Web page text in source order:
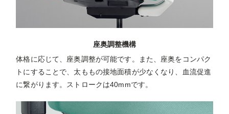
座奥調整機構
体格に応じて、座奥調整が可能です。また、座奥をコンパク
トにすることで、太ももの接地面積が少なくなり、血流促進
に繋がります。ストロークは40mmです。